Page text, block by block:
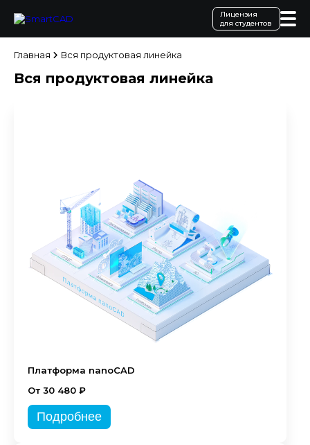
Лицензия
для студентов
Главная Вся продуктовая линейка
Вся продуктовая линейка
Платформа nanoCAD
От 30 480 ₽
Подробнее